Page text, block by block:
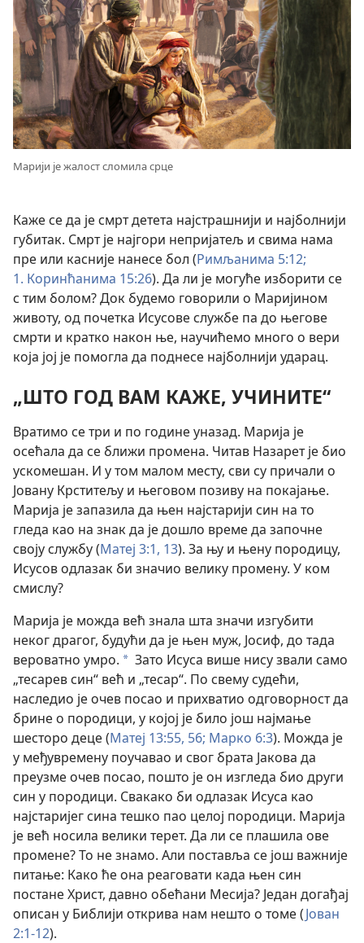
Марији је жалост сломила срце
Каже се да је смрт детета најстрашнији и најболнији
губитак. Смрт је најгори непријатељ и свима нама
пре или касније нанесе бол (Римљанима 5:12;
1. Коринћанима 15:26). Да ли је могуће изборити се
с тим болом? Док будемо говорили о Маријином
животу, од почетка Исусове службе па до његове
смрти и кратко након ње, научићемо много о вери
која јој је помогла да поднесе најболнији ударац.
„ШТО ГОД ВАМ КАЖЕ, УЧИНИТЕ“
Вратимо се три и по године уназад. Марија је
осећала да се ближи промена. Читав Назарет је био
ускомешан. И у том малом месту, сви су причали о
Јовану Крститељу и његовом позиву на покајање.
Марија је запазила да њен најстарији син на то
гледа као на знак да је дошло време да започне
своју службу (Матеј 3:1, 13). За њу и њену породицу,
Исусов одлазак би значио велику промену. У ком
смислу?
Марија је можда већ знала шта значи изгубити
неког драгог, будући да је њен муж, Јосиф, до тада
вероватно умро. * Зато Исуса више нису звали само
„тесарев син“ већ и „тесар“. По свему судећи,
наследио је очев посао и прихватио одговорност да
брине о породици, у којој је било још најмање
шесторо деце (Матеј 13:55, 56; Марко 6:3). Можда је
у међувремену поучавао и свог брата Јакова да
преузме очев посао, пошто је он изгледа био други
син у породици. Свакако би одлазак Исуса као
најстаријег сина тешко пао целој породици. Марија
је већ носила велики терет. Да ли се плашила ове
промене? То не знамо. Али поставља се још важније
питање: Како ће она реаговати када њен син
постане Христ, давно обећани Месија? Један догађај
описан у Библији открива нам нешто о томе (Јован
2:1-12).